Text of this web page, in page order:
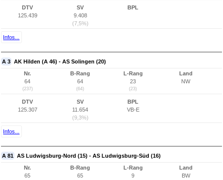
DTV
125.439
SV
9.408
(7,5%)
BPL
Infos...
A 3 AK Hilden (A 46) - AS Solingen (20)
Nr.
64
(237)
B-Rang
64
(64)
L-Rang
23
(23)
Land
NW
DTV
125.307
SV
11.654
(9,3%)
BPL
VB-E
Infos...
A 81 AS Ludwigsburg-Nord (15) - AS Ludwigsburg-Süd (16)
Nr.
65
B-Rang
65
L-Rang
9
Land
BW